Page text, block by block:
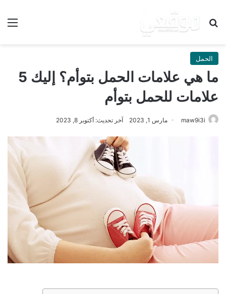
بحث عن
الحمل
ما هي علامات الحمل بتوأم؟ إليك 5
علامات للحمل بتوأم
maw9i3i مارس 1, 2023 آخر تحديث: أكتوبر 8, 2023